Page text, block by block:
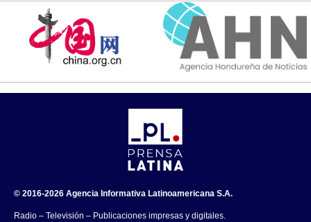
© 2016-2026 Agencia Informativa Latinoamericana S.A.
Radio – Televisión – Publicaciones impresas y digitales.